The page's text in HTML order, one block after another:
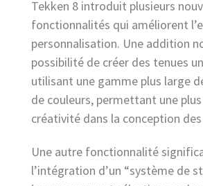
Tekken 8 introduit plusieurs
fonctionnalités qui améliorent
personnalisation. Une addition
possibilité de créer des tenues
utilisant une gamme plus large
de couleurs, permettant une
créativité dans la conception
Une autre fonctionnalité
l’intégration d’un “système de